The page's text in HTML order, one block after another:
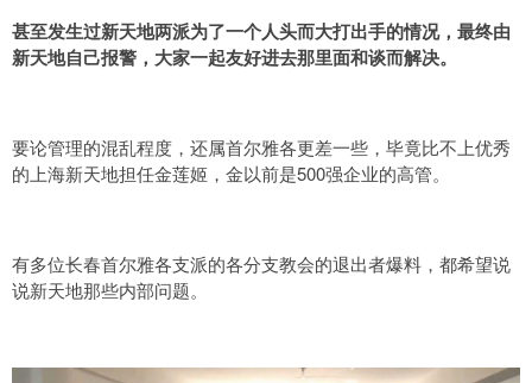
甚至发生过新天地两派为了一个人头而大打出手的情况，最终由
新天地自己报警，大家一起友好进去那里面和谈而解决。
要论管理的混乱程度，还属首尔雅各更差一些，毕竟比不上优秀
的上海新天地担任金莲姬，金以前是500强企业的高管。
有多位长春首尔雅各支派的各分支教会的退出者爆料，都希望说
说新天地那些内部问题。